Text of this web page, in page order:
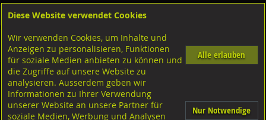
Shop Schrauben Diverse Schrauben
M-Gewinde
Diverse Ausführungen M-GewindeFlachrundschrauben A2 rostfrei
Flachrundschrauben mit 4kt. ohne MU, DIN603 A2
rostfrei M12x40
Diese Website verwendet Cookies
Wir verwenden Cookies, um Inhalte und
Anzeigen zu personalisieren, Funktionen
für soziale Medien anbieten zu können und
die Zugriffe auf unsere Website zu
analysieren. Ausserdem geben wir
Informationen zu Ihrer Verwendung
unserer Website an unsere Partner für
soziale Medien, Werbung und Analysen
Alle erlauben
Nur Notwendige